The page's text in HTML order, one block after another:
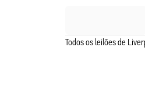
Todos os leilões de